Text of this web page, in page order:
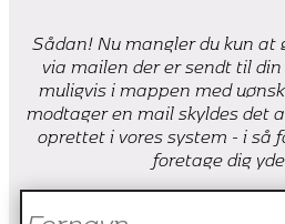
Sådan! Nu mangler du kun at
via mailen der er sendt til
muligvis i mappen med
modtager en mail skyldes det
oprettet i vores system - i så
foretage dig